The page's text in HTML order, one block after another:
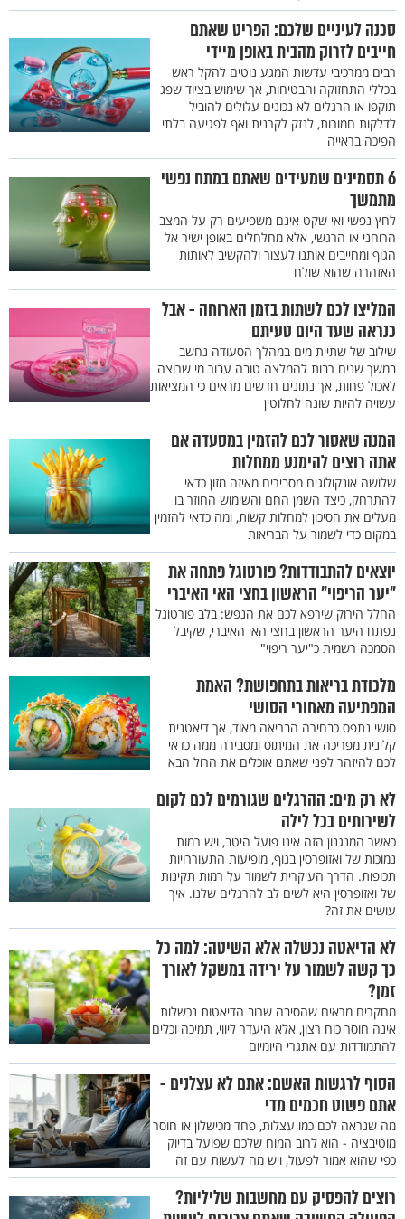
סכנה לעיניים שלכם: הפריט שאתם
חייבים לזרוק מהבית באופן מיידי
רבים ממרכיבי עדשות המגע נוטים להקל ראש
בכללי התחזוקה והבטיחות, אך שימוש בציוד שפג
תוקפו או הרגלים לא נכונים עלולים להוביל
לדלקות חמורות, לנזק לקרנית ואף לפגיעה בלתי
הפיכה בראייה
6 תסמינים שמעידים שאתם במתח נפשי
מתמשך
לחץ נפשי ואי שקט אינם משפיעים רק על המצב
הרוחני או הרגשי, אלא מחלחלים באופן ישיר אל
הגוף ומחייבים אותנו לעצור ולהקשיב לאותות
האזהרה שהוא שולח
המליצו לכם לשתות בזמן הארוחה - אבל
כנראה שעד היום טעיתם
שילוב של שתיית מים במהלך הסעודה נחשב
במשך שנים רבות להמלצה טובה עבור מי שרוצה
לאכול פחות, אך נתונים חדשים מראים כי המציאות
עשויה להיות שונה לחלוטין
המנה שאסור לכם להזמין במסעדה אם
אתה רוצים להימנע ממחלות
שלושה אונקולוגים מסבירים מאיזה מזון כדאי
להתרחק, כיצד השמן החם והשימוש החוזר בו
מעלים את הסיכון למחלות קשות, ומה כדאי להזמין
במקום כדי לשמור על הבריאות
יוצאים להתבודדות? פורטוגל פתחה את
"יער הריפוי" הראשון בחצי האי האיברי
החלל הירוק שירפא לכם את הנפש: בלב פורטוגל
נפתח היער הראשון בחצי האי האיברי, שקיבל
הסמכה רשמית כ"יער ריפוי"
מלכודת בריאות בתחפושת? האמת
המפתיעה מאחורי הסושי
סושי נתפס כבחירה הבריאה מאוד, אך דיאטנית
קלינית מפריכה את המיתוס ומסבירה ממה כדאי
לכם להיזהר לפני שאתם אוכלים את הרול הבא
לא רק מים: ההרגלים שגורמים לכם לקום
לשירותים בכל לילה
כאשר המנגנון הזה אינו פועל היטב, ויש רמות
נמוכות של ואזופרסין בגוף, מופיעות התעוררויות
תכופות. הדרך העיקרית לשמור על רמות תקינות
של ואזופרסין היא לשים לב להרגלים שלנו. איך
עושים את זה?
לא הדיאטה נכשלה אלא השיטה: למה כל
כך קשה לשמור על ירידה במשקל לאורך
זמן?
מחקרים מראים שהסיבה שרוב הדיאטות נכשלות
אינה חוסר כוח רצון, אלא היעדר ליווי, תמיכה וכלים
להתמודדות עם אתגרי היומיום
הסוף לרגשות האשם: אתם לא עצלנים -
אתם פשוט חכמים מדי
מה שנראה לכם כמו עצלות, פחד מכישלון או חוסר
מוטיבציה - הוא לרוב המוח שלכם שפועל בדיוק
כפי שהוא אמור לפעול, ויש מה לעשות עם זה
רוצים להפסיק עם מחשבות שליליות?